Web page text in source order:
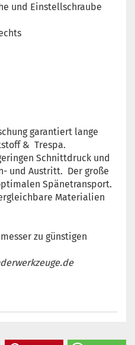
und Einstellschraube
garantiert lange
& Trespa.
Schnittdruck und
und Austritt. Der große
Spänetransport.
Materialien
zu günstigen